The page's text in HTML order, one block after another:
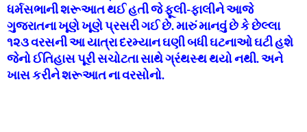
ધર્મસભાની શરૂઆત થઈ હતી જે ફૂલી-ફાલીને આજે
ગુજરાતના ખૂણે ખૂણે પ્રસરી ગઈ છે. મારું માનવું છે કે છેલ્લા
૧૨૩ વરસની આ યાત્રા દરમ્યાન ઘણી બધી ઘટનાઓ ઘટી હશે
જેનો ઈતિહાસ પૂરી સચોટતા સાથે ગ્રંથસ્થ થયો નથી. અને
ખાસ કરીને શરૂઆત ના વરસોનો.